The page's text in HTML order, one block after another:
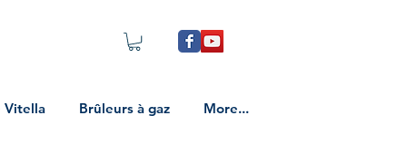
Vitella Brûleurs à gaz More...